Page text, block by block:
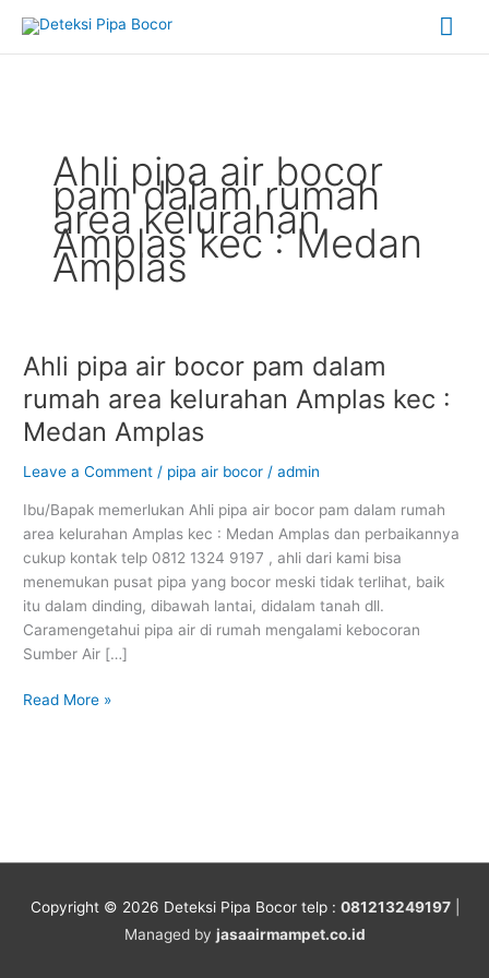
content
Ahli pipa air bocor
pam dalam rumah
area kelurahan
Amplas kec : Medan
Amplas
Ahli pipa air bocor pam dalam
rumah area kelurahan Amplas kec :
Medan Amplas
Leave a Comment / pipa air bocor /admin
Ibu/Bapak memerlukan Ahli pipa air bocor pam dalam rumah
area kelurahan Amplas kec : Medan Amplas dan perbaikannya
cukup kontak telp 0812 1324 9197 , ahli dari kami bisa
menemukan pusat pipa yang bocor meski tidak terlihat, baik
itu dalam dinding, dibawah lantai, didalam tanah dll.
Caramengetahui pipa air di rumah mengalami kebocoran
Sumber Air […]
Ahli
air
bocor
dalam
rumah
area
kelurahan
Amplas
kec
:
Medan
Read More »
Copyright © 2026 Deteksi Pipa Bocortelp : 081213249197|
Managed by jasaairmampet.co.id